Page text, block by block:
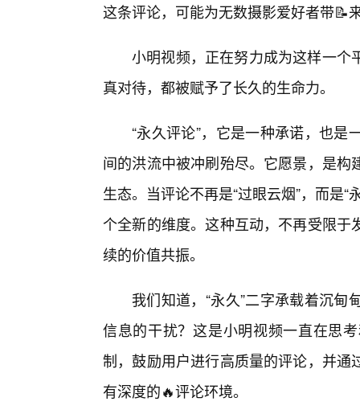
这条评论，可能为无数摄影爱好者带📝
小明视频，正在努力成为这样一个
真对待，都被赋予了长久的生命力。
“永久评论”，它是一种承诺，也
间的洪流中被冲刷殆尽。它愿景，是
生态。当评论不再是“过眼云烟”，而是
个全新的维度。这种互动，不再受限
续的价值共振。
我们知道，“永久”二字承载着沉
信息的干扰？这是小明视频一直在思
制，鼓励用户进行高质量的评论，并
有深度的🔥评论环境。